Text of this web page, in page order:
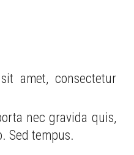
amet, consectetur
nec gravida quis,
Sed tempus.